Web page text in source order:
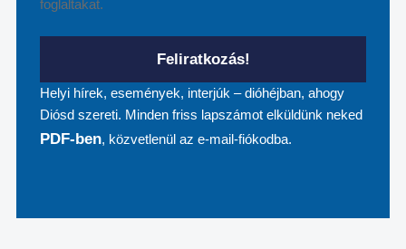
foglaltakat.
Feliratkozás!
Helyi hírek, események, interjúk – dióhéjban, ahogy
Diósd szereti. Minden friss lapszámot elküldünk neked
PDF-ben, közvetlenül az e-mail-fiókodba.